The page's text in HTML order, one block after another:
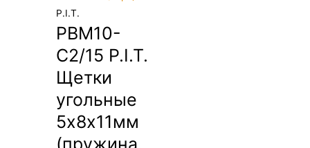
P.I.T.
PBM10-
C2/15 P.I.T.
Щетки
угольные
5х8х11мм